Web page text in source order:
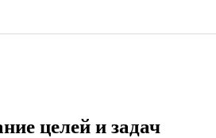
целей и задач